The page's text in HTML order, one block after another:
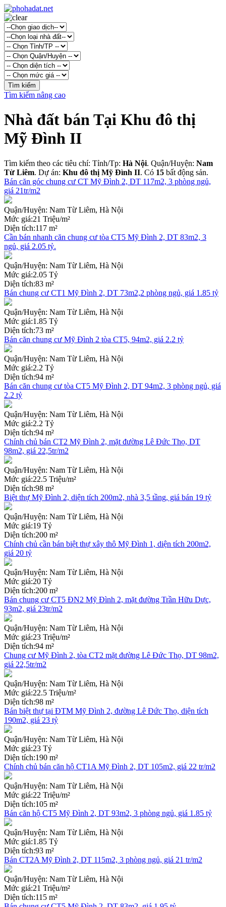
Tìm kiếm nâng cao
Nhà đất bán Tại Khu đô thị
Mỹ Đình II
Tìm kiếm theo các tiêu chí: Tỉnh/Tp: Hà Nội. Quận/Huyện: Nam
Từ Liêm. Dự án: Khu đô thị Mỹ Đình II. Có 15 bất động sản.
Bán căn góc chung cư CT Mỹ Đình 2, DT 117m2, 3 phòng ngủ,
giá 21tr/m2
Quận/Huyện: Nam Từ Liêm, Hà Nội
Mức giá:21 Triệu/m²
Diện tích:117 m²
Cần bán nhanh căn chung cư tòa CT5 Mỹ Đình 2, DT 83m2, 3
ngủ, giá 2.05 tỷ.
Quận/Huyện: Nam Từ Liêm, Hà Nội
Mức giá:2.05 Tỷ
Diện tích:83 m²
Bán chung cư CT1 Mỹ Đình 2, DT 73m2,2 phòng ngủ, giá 1.85 tỷ
Quận/Huyện: Nam Từ Liêm, Hà Nội
Mức giá:1.85 Tỷ
Diện tích:73 m²
Bán căn chung cư Mỹ Đình 2 tòa CT5, 94m2, giá 2.2 tỷ
Quận/Huyện: Nam Từ Liêm, Hà Nội
Mức giá:2.2 Tỷ
Diện tích:94 m²
Bán căn chung cư tòa CT5 Mỹ Đình 2, DT 94m2, 3 phòng ngủ, giá
2.2 tỷ
Quận/Huyện: Nam Từ Liêm, Hà Nội
Mức giá:2.2 Tỷ
Diện tích:94 m²
Chính chủ bán CT2 Mỹ Đình 2, mặt đường Lê Đức Thọ, DT
98m2, giá 22,5tr/m2
Quận/Huyện: Nam Từ Liêm, Hà Nội
Mức giá:22.5 Triệu/m²
Diện tích:98 m²
Biệt thự Mỹ Đình 2, diện tích 200m2, nhà 3,5 tầng, giá bán 19 tỷ
Quận/Huyện: Nam Từ Liêm, Hà Nội
Mức giá:19 Tỷ
Diện tích:200 m²
Chính chủ cần bán biệt thự xây thô Mỹ Đình 1, diện tích 200m2,
giá 20 tỷ
Quận/Huyện: Nam Từ Liêm, Hà Nội
Mức giá:20 Tỷ
Diện tích:200 m²
Bán chung cư CT5 ĐN2 Mỹ Đình 2, mặt đường Trần Hữu Dực,
93m2, giá 23tr/m2
Quận/Huyện: Nam Từ Liêm, Hà Nội
Mức giá:23 Triệu/m²
Diện tích:94 m²
Chung cư Mỹ Đình 2, tòa CT2 mặt đường Lê Đức Thọ, DT 98m2,
giá 22,5tr/m2
Quận/Huyện: Nam Từ Liêm, Hà Nội
Mức giá:22.5 Triệu/m²
Diện tích:98 m²
Bán biệt thự tại ĐTM Mỹ Đình 2, đường Lê Đức Thọ, diện tích
190m2, giá 23 tỷ
Quận/Huyện: Nam Từ Liêm, Hà Nội
Mức giá:23 Tỷ
Diện tích:190 m²
Chính chủ bán căn hộ CT1A Mỹ Đình 2, DT 105m2, giá 22 tr/m2
Quận/Huyện: Nam Từ Liêm, Hà Nội
Mức giá:22 Triệu/m²
Diện tích:105 m²
Bán căn hộ CT5 Mỹ Đình 2, DT 93m2, 3 phòng ngủ, giá 1.85 tỷ
Quận/Huyện: Nam Từ Liêm, Hà Nội
Mức giá:1.85 Tỷ
Diện tích:93 m²
Bán CT2A Mỹ Đình 2, DT 115m2, 3 phòng ngủ, giá 21 tr/m2
Quận/Huyện: Nam Từ Liêm, Hà Nội
Mức giá:21 Triệu/m²
Diện tích:115 m²